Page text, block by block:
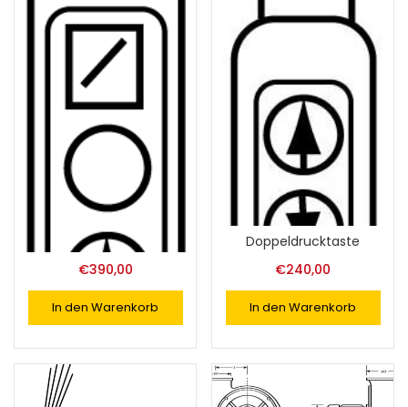
MAGETA-Hängeampel für
Schlauchaufroller mit
Mehrfachdrucktaster
€390,00
In den Warenkorb
MAGETA-Hängeampel für
Schlauchaufroller mit
Motorantrieb,
Doppeldrucktaste
€240,00
In den Warenkorb